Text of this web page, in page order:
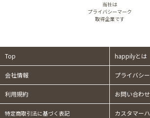
当社は
プライバシーマーク
取得企業です
Top happilyとは
会社情報 プライバシ
利用規約 お問い合わせ
特定商取引法に基づく表記 カスタマー